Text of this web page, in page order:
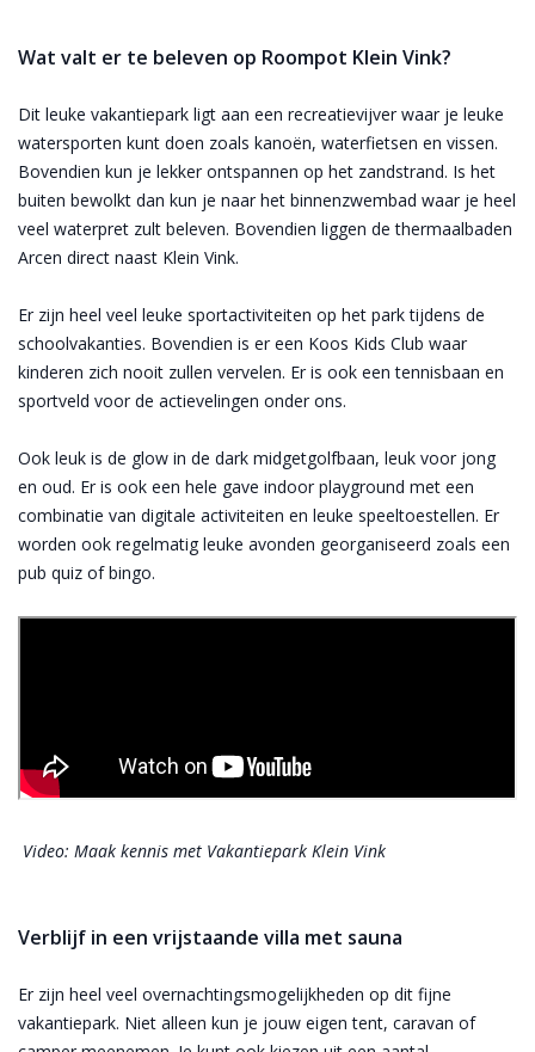
Wat valt er te beleven op Roompot Klein Vink?
Dit leuke vakantiepark ligt aan een recreatievijver waar je leuke
watersporten kunt doen zoals kanoën, waterfietsen en vissen.
Bovendien kun je lekker ontspannen op het zandstrand. Is het
buiten bewolkt dan kun je naar het binnenzwembad waar je heel
veel waterpret zult beleven. Bovendien liggen de thermaalbaden
Arcen direct naast Klein Vink.
Er zijn heel veel leuke sportactiviteiten op het park tijdens de
schoolvakanties. Bovendien is er een Koos Kids Club waar
kinderen zich nooit zullen vervelen. Er is ook een tennisbaan en
sportveld voor de actievelingen onder ons.
Ook leuk is de glow in de dark midgetgolfbaan, leuk voor jong
en oud. Er is ook een hele gave indoor playground met een
combinatie van digitale activiteiten en leuke speeltoestellen. Er
worden ook regelmatig leuke avonden georganiseerd zoals een
pub quiz of bingo.
Video: Maak kennis met Vakantiepark Klein Vink
Verblijf in een vrijstaande villa met sauna
Er zijn heel veel overnachtingsmogelijkheden op dit fijne
vakantiepark. Niet alleen kun je jouw eigen tent, caravan of